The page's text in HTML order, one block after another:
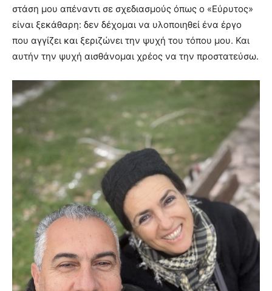
στάση μου απέναντι σε σχεδιασμούς όπως ο «Εύρυτος»
είναι ξεκάθαρη: δεν δέχομαι να υλοποιηθεί ένα έργο
που αγγίζει και ξεριζώνει την ψυχή του τόπου μου. Και
αυτήν την ψυχή αισθάνομαι χρέος να την προστατεύσω.